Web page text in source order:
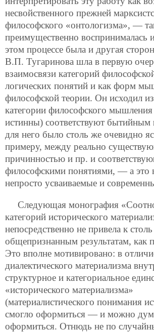
несвойственного прежней
философского «онтологизма», —
преимущественно воспринималась
этом процессе была и другая
В.П. Тугаринова шла в первую
взаимосвязи категорий
логических понятий и как форм
философской теории. Он исходил
категории философского
истинны) соответствуют бытийным
для него было столь же очевидно
примеру, между реально
причинностью и пр. и
философскими понятиями, — а это
непросто усваиваемые и
Следующая монография
категорий исторического
непосредственно не привела к
общепризнанным результатам, как
Это вполне мотивировано: в
диалектического материализма
структурное и категориальное
«исторического материализма»
(материалистического понимания
смогло оформиться — и можно
оформиться. Отнюдь не по